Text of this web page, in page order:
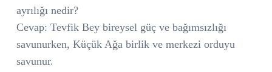
ayrılığı nedir?
Cevap: Tevfik Bey bireysel güç ve bağımsızlığı
savunurken, Küçük Ağa birlik ve merkezi orduyu
savunur.